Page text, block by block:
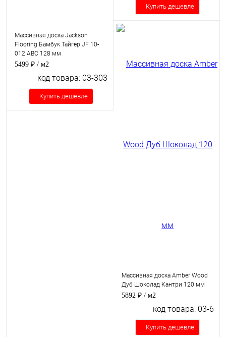
Массивная доска Jackson
Flooring Бамбук Тайгер JF 10-
012 ABC 128 мм
5499 ₽ / м2
код товара: 03-303
Купить дешевле
Купить дешевле
Массивная доска Amber Wood
Дуб Шоколад Кантри 120 мм
5892 ₽ / м2
код товара: 03-6
Купить дешевле